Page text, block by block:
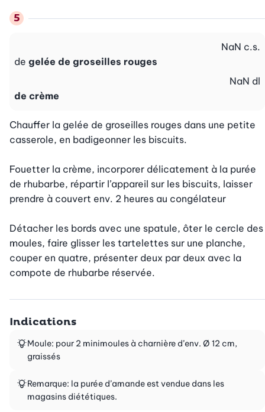
de gelée de groseilles rouges
NaN c.s.
de crème
NaN dl
Chauffer la gelée de groseilles rouges dans une petite
casserole, en badigeonner les biscuits.
Fouetter la crème, incorporer délicatement à la purée
de rhubarbe, répartir l’appareil sur les biscuits, laisser
prendre à couvert env. 2 heures au congélateur
Détacher les bords avec une spatule, ôter le cercle des
moules, faire glisser les tartelettes sur une planche,
couper en quatre, présenter deux par deux avec la
compote de rhubarbe réservée.
Indications
Moule: pour 2 minimoules à charnière d’env. Ø 12 cm,
graissés
Remarque: la purée d’amande est vendue dans les
magasins diététiques.